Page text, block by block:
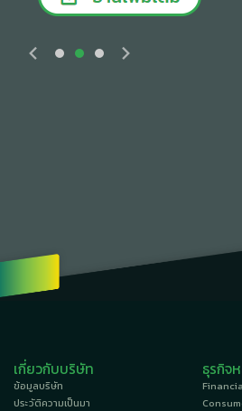
เกี่ยวกับบริษัท
ข้อมูลบริษัท
ประวัติความเป็นมา
ธุรกิจ